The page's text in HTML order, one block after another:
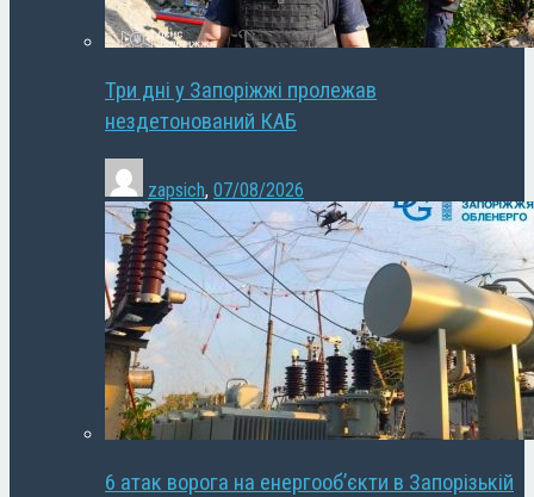
Три дні у Запоріжжі пролежав
нездетонований КАБ
zapsich, 07/08/2026
6 атак ворога на енергооб’єкти в Запорізькій